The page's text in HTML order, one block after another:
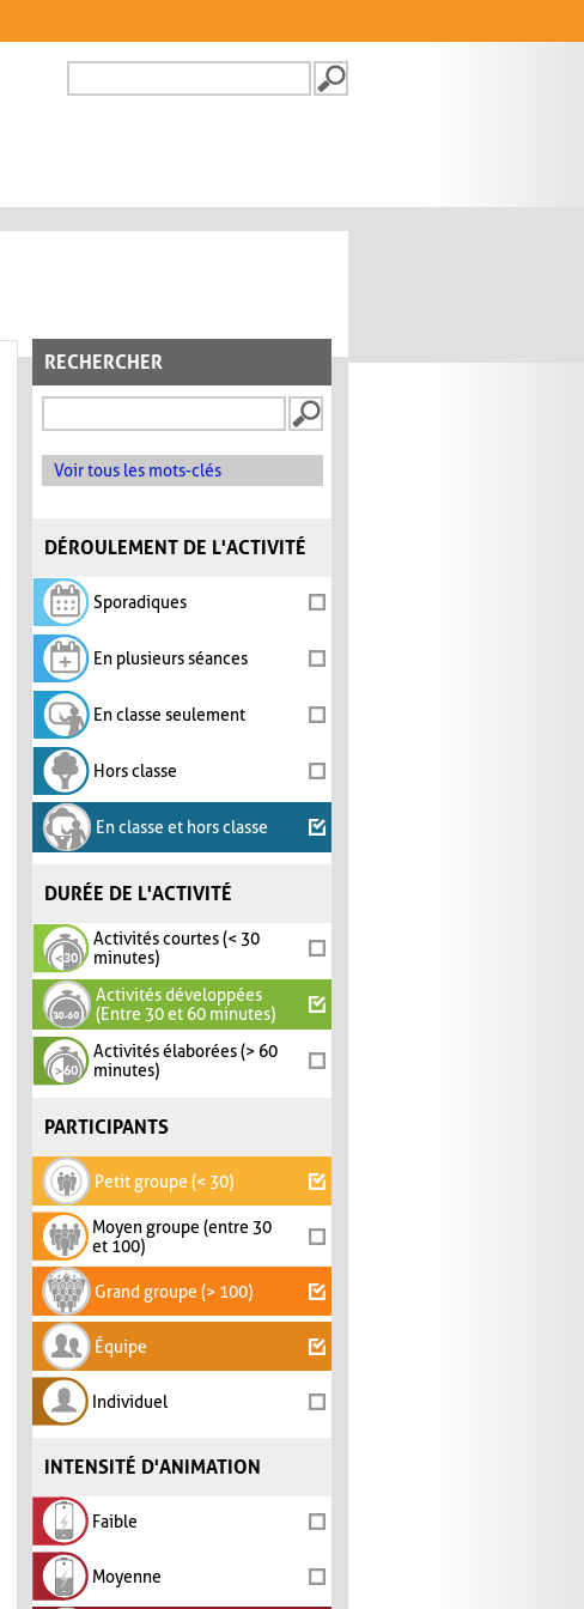
FORMULAIRE DE
RECHERCHER
Voir tous les mots-clés
DÉROULEMENT DE L'ACTIVITÉ
Sporadiques
En plusieurs séances
En classe seulement
Hors classe
En classe et hors classe
DURÉE DE L'ACTIVITÉ
Activités courtes (< 30
minutes)
Activités développées
(Entre 30 et 60 minutes)
Activités élaborées (> 60
minutes)
PARTICIPANTS
Petit groupe (< 30)
Moyen groupe (entre 30
et 100)
Grand groupe (> 100)
Équipe
Individuel
INTENSITÉ D'ANIMATION
Faible
Moyenne